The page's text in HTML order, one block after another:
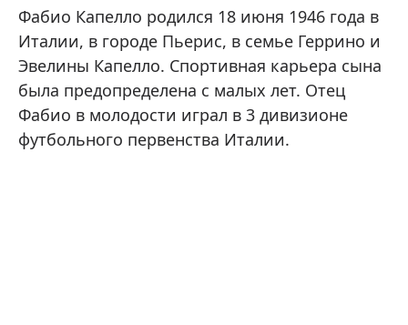
Фабио Капелло родился 18 июня 1946 года в
Италии, в городе Пьерис, в семье Геррино и
Эвелины Капелло. Спортивная карьера сына
была предопределена с малых лет. Отец
Фабио в молодости играл в 3 дивизионе
футбольного первенства Италии.